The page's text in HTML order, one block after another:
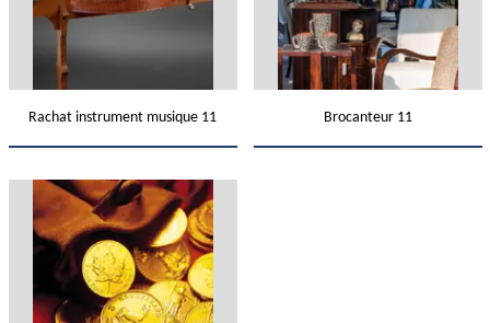
Rachat instrument musique 11 Brocanteur 11